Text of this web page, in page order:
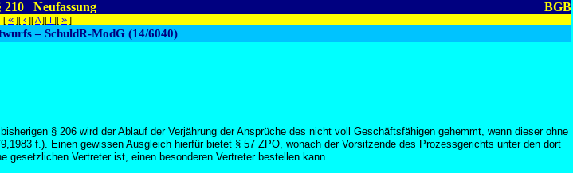
210 Neufassung BGB
[ « ][ ‹ ][A][ I ][ » ]
– SchuldR-ModG (14/6040)
§ 206 wird der Ablauf der Verjährung der Ansprüche des nicht voll Geschäftsfähigen gehemmt, wenn dieser ohne
f.). Einen gewissen Ausgleich hierfür bietet § 57 ZPO, wonach der Vorsitzende des Prozessgerichts unter den dort
gesetzlichen Vertreter ist, einen besonderen Vertreter bestellen kann.